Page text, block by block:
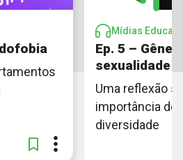
Mídias
Ep. 5 –
sexualidade
Uma reflexão
importância do
diversidade